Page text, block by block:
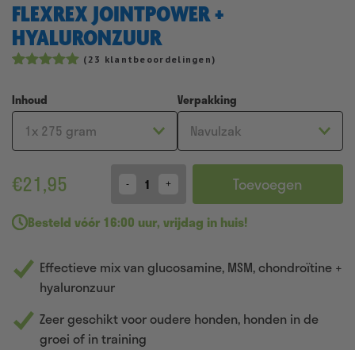
FLEXREX JOINTPOWER +
HYALURONZUUR
gebaseerd
op
klantbeoordelingen
(23 klantbeoordelingen)
Effectieve mix van glucosamine, MSM, chondroïtine +
hyaluronzuur
Zeer geschikt voor oudere honden, honden in de
groei of in training
Inhoud Verpakking
€21,95 Quantity Toevoegen
Besteld vóór 16:00 uur, vrijdag in huis!